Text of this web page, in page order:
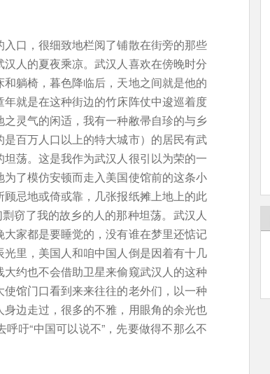
口，很细致地栏阅了铺散在街旁的那些
人的夏夜乘凉。武汉人喜欢在傍晚时分
躺椅，暮色降临后，天地之间就是他的
就是在这种街边的竹床阵仗中逡巡着度
灵气的闲适，我有一种敝帚自珍的与乡
百万人口以上的特大城市）的居民有武
荡。这是我作为武汉人很引以为荣的一
了模仿安顿而走入美国使馆前的这条小
忌地或倚或靠，几张报纸摊上地上的此
窃了我的故乡的人的那种坦荡。武汉人
家都是要睡觉的，没有谁在梦里还惦记
里，美国人和咱中国人倒是因着有十几
约也不会借助卫星来偷窥武汉人的这种
馆门口看到来来往往的老外们，以一种
边走过，很多的不雅，用眼角的余光也
吁“中国可以说不”，先要做得不那么不